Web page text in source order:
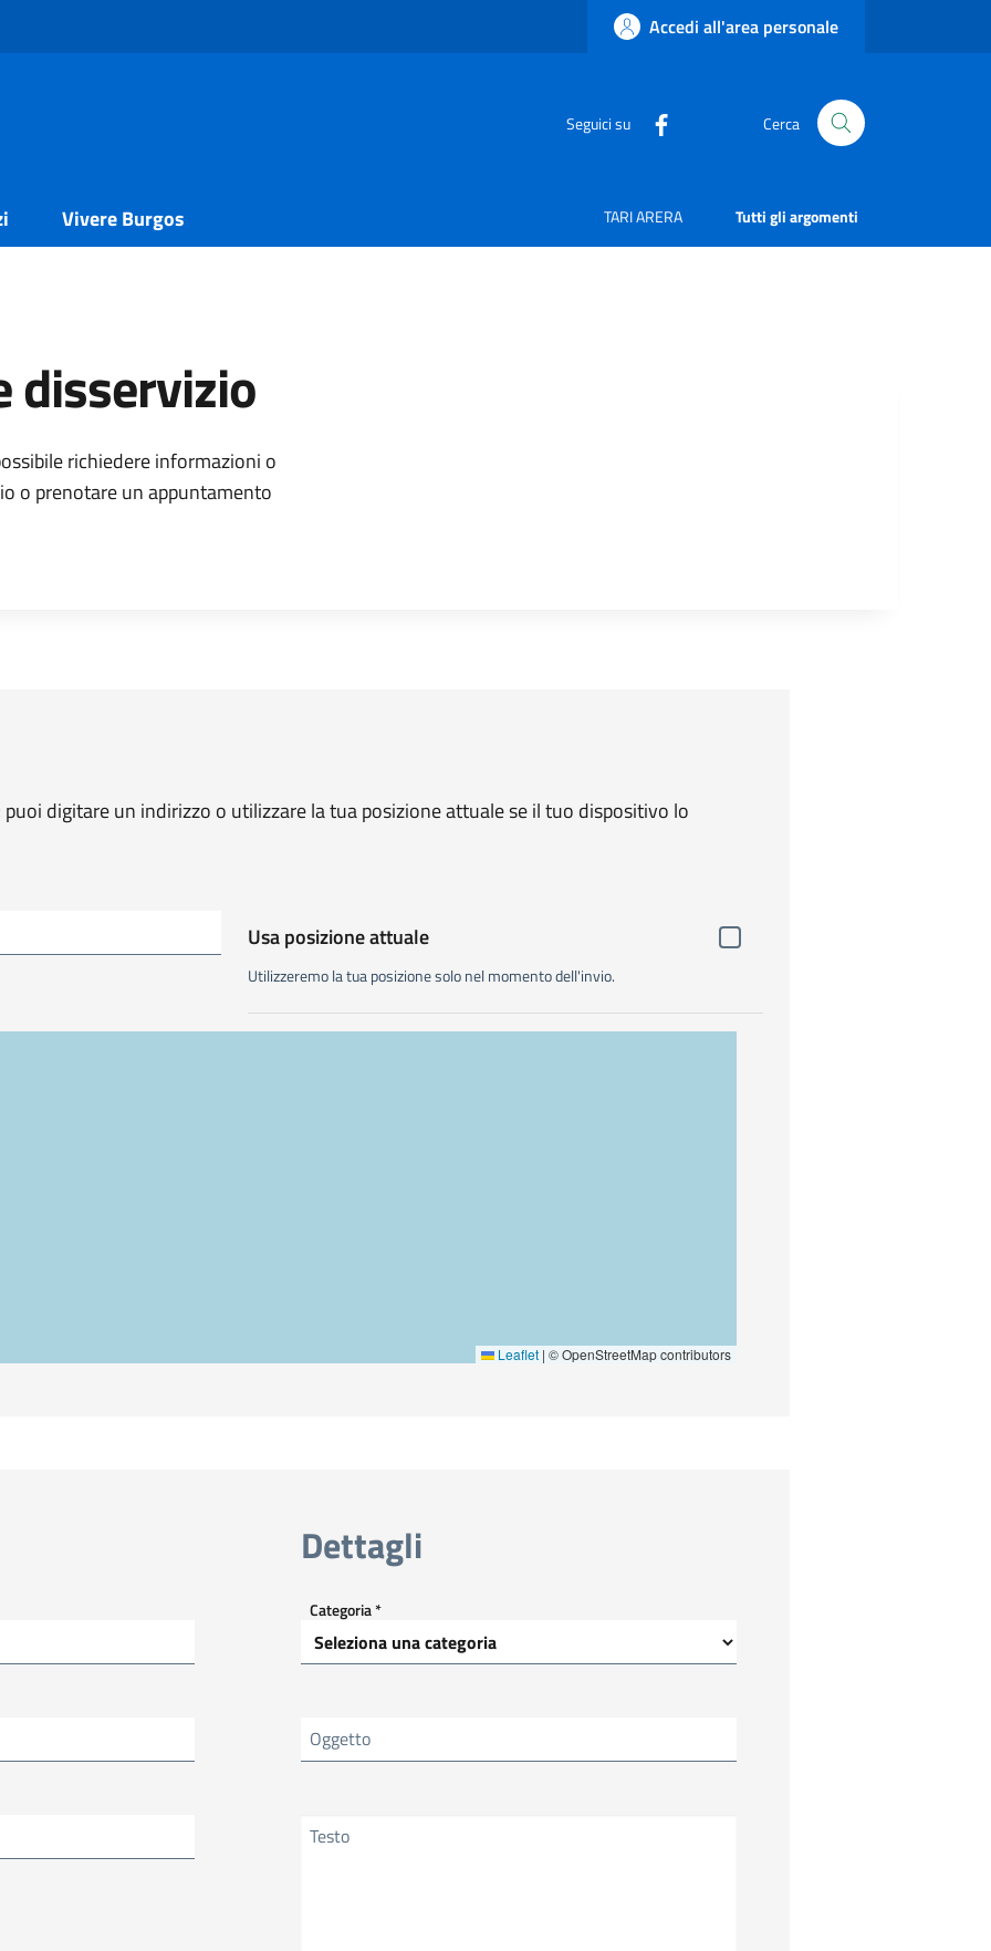
Accedi all'area personale
Seguici su Cerca
Vivere Burgos TARI ARERA Tutti gli argomenti
disservizio
richiedere informazioni o
o prenotare un appuntamento
digitare un indirizzo o utilizzare la tua posizione attuale se il tuo dispositivo lo
Usa posizione attuale
Utilizzeremo la tua posizione solo nel momento dell'invio.
Leaflet | © OpenStreetMap contributors
Dettagli
Categoria *
Oggetto
Testo